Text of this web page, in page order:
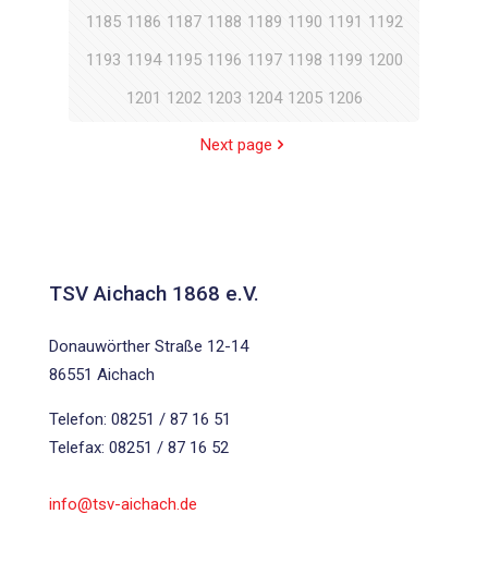
1185 1186 1187 1188 1189 1190 1191 1192
1193 1194 1195 1196 1197 1198 1199 1200
1201 1202 1203 1204 1205 1206
Next page
TSV Aichach 1868 e.V.
Donauwörther Straße 12-14
86551 Aichach
Telefon: 08251 / 87 16 51
Telefax: 08251 / 87 16 52
info@tsv-aichach.de